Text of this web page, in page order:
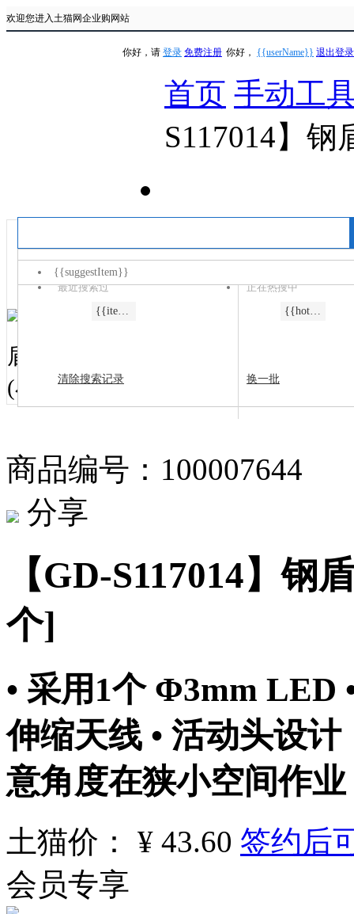
欢迎您进入土猫网企业购网站
你好，请 登录 免费注册 你好， {{userName}} 退出登录
最近搜索过
清除搜索记录
正在热搜中
换一批
{{suggestItem}}
手电钻 充电钻/起子机 角磨机 冲击钻 电圆锯
{{item.menuName}}
首页 手动工
S117014】
商品编号：100007644
分享
【GD-S117014】钢
个]
• 采用1个 Φ3mm LED
伸缩天线 • 活动头设
意角度在狭小空间作
土猫价： ¥ 43.60 签约后
会员专享